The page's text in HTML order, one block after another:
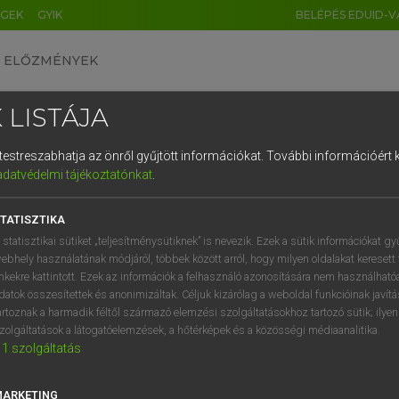
GYIK BELÉPÉS EDUID-
ELŐZMÉNYEK
egyetemes nagyszótár
VAN ELŐFIZETÉSED?
megtekintéséhez.
LISTÁJA
az önről gyűjtött információkat. További információért
tájékoztatónkat.
statisztikai sütiket „teljesítménysütiknek” is nevezik. Ezek a sütik információkat
használatának módjáról, többek között arról, hogy milyen oldalakat keresett
kattintott. Ezek az információk a felhasználó azonosítására nem
összesítettek és anonimizáltak. Céljuk kizárólag a weboldal funkcióinak
a harmadik féltől származó elemzési szolgáltatásokhoz tartozó sütik;
a látogatóelemzések, a hőtérképek és a közösségi médiaanalitika.
1 szolgáltatás
DE CN FR ES IT NL
1 2 3 4 5 6 7 8 9
q w e r t z u i
a s d f g h j k l é
í y x c v b n m , .